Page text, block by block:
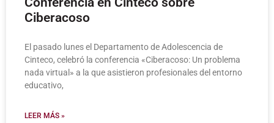
Ciberacoso
El pasado lunes el Departamento de Adolescencia de
Cinteco, celebró la conferencia «Ciberacoso: Un problema
nada virtual» a la que asistieron profesionales del entorno
educativo,
LEER MÁS »